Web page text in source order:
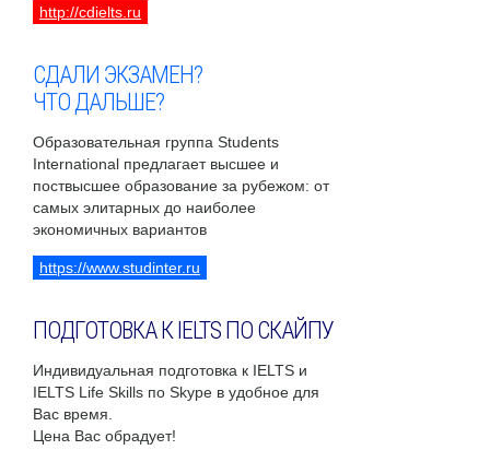
http://cdielts.ru
СДАЛИ ЭКЗАМЕН?
ЧТО ДАЛЬШЕ?
Образовательная группа Students
International предлагает высшее и
поствысшее образование за рубежом: от
самых элитарных до наиболее
экономичных вариантов
https://www.studinter.ru
ПОДГОТОВКА К IELTS ПО СКАЙПУ
Индивидуальная подготовка к IELTS и
IELTS Life Skills по Skype в удобное для
Вас время.
Цена Вас обрадует!